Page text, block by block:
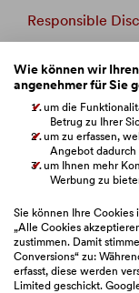
Responsible
Whistleblowing
Verbandsklage
BAWAG
Bitte
Wie können wir
angenehmer für Sie
um die
Betrug zu Ihrer
um zu erfassen,
Angebot dadurch
um Ihnen mehr
Werbung zu
Sie können Ihre
„Alle Cookies
zustimmen. Damit
Conversions“ zu:
erfasst, diese werden
Limited geschickt.